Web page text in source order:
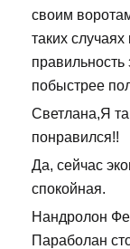
своим
таких
побыстрее
Светлана,Я
понравился!!
Да, сейчас
спокойная.
Нандролон
Параболан